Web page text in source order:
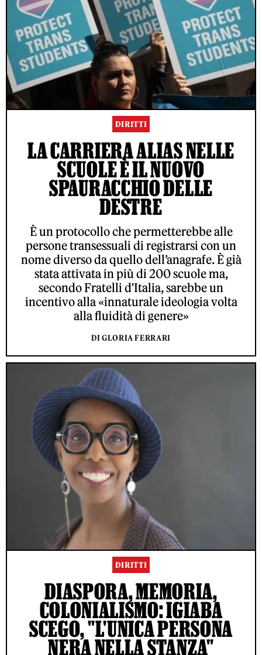
DIRITTI
LA CARRIERA ALIAS NELLE
SCUOLE È IL NUOVO
SPAURACCHIO DELLE
DESTRE
È un protocollo che permetterebbe alle
persone transessuali di registrarsi con un
nome diverso da quello dell’anagrafe. È già
stata attivata in più di 200 scuole ma,
secondo Fratelli d'Italia, sarebbe un
incentivo alla «innaturale ideologia volta
alla fluidità di genere»
DI GLORIA FERRARI
DIRITTI
DIASPORA, MEMORIA,
COLONIALISMO: IGIABA
SCEGO, "L'UNICA PERSONA
NERA NELLA STANZA"